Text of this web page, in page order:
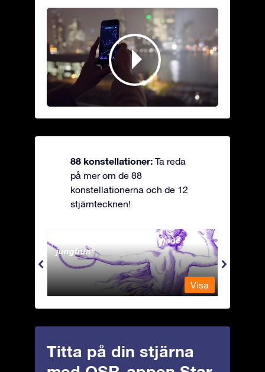
88 konstellationer: Ta reda
på mer om de 88
konstellationerna och de 12
stjärntecknen!
Andromeda - Den fastkedjade
jungfrun
Visa
Titta på din stjärna